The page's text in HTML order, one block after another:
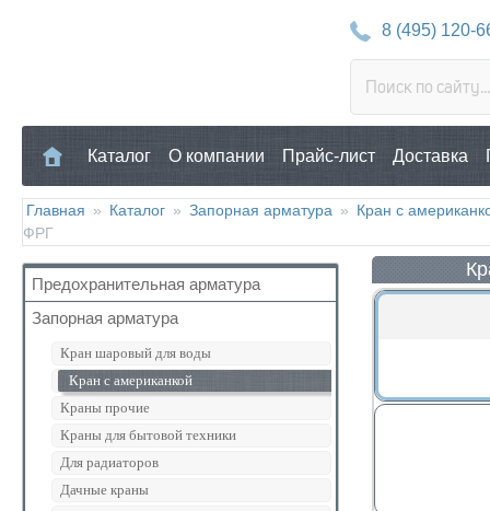
8 (495) 120-
Каталог О компании Прайс-лист Доставка
Главная » Каталог » Запорная арматура » Кран с
ФРГ
Предохранительная арматура
Воздухоотводчик
Клапан предохранительный
Манометр/Термометр
Обратный клапан
Поплавковый клапан
Регулятор давления
Кран Маевского
Запорная арматура
Кран шаровый для воды
Кран с американкой
Краны прочие
Краны для бытовой техники
Для радиаторов
Дачные краны